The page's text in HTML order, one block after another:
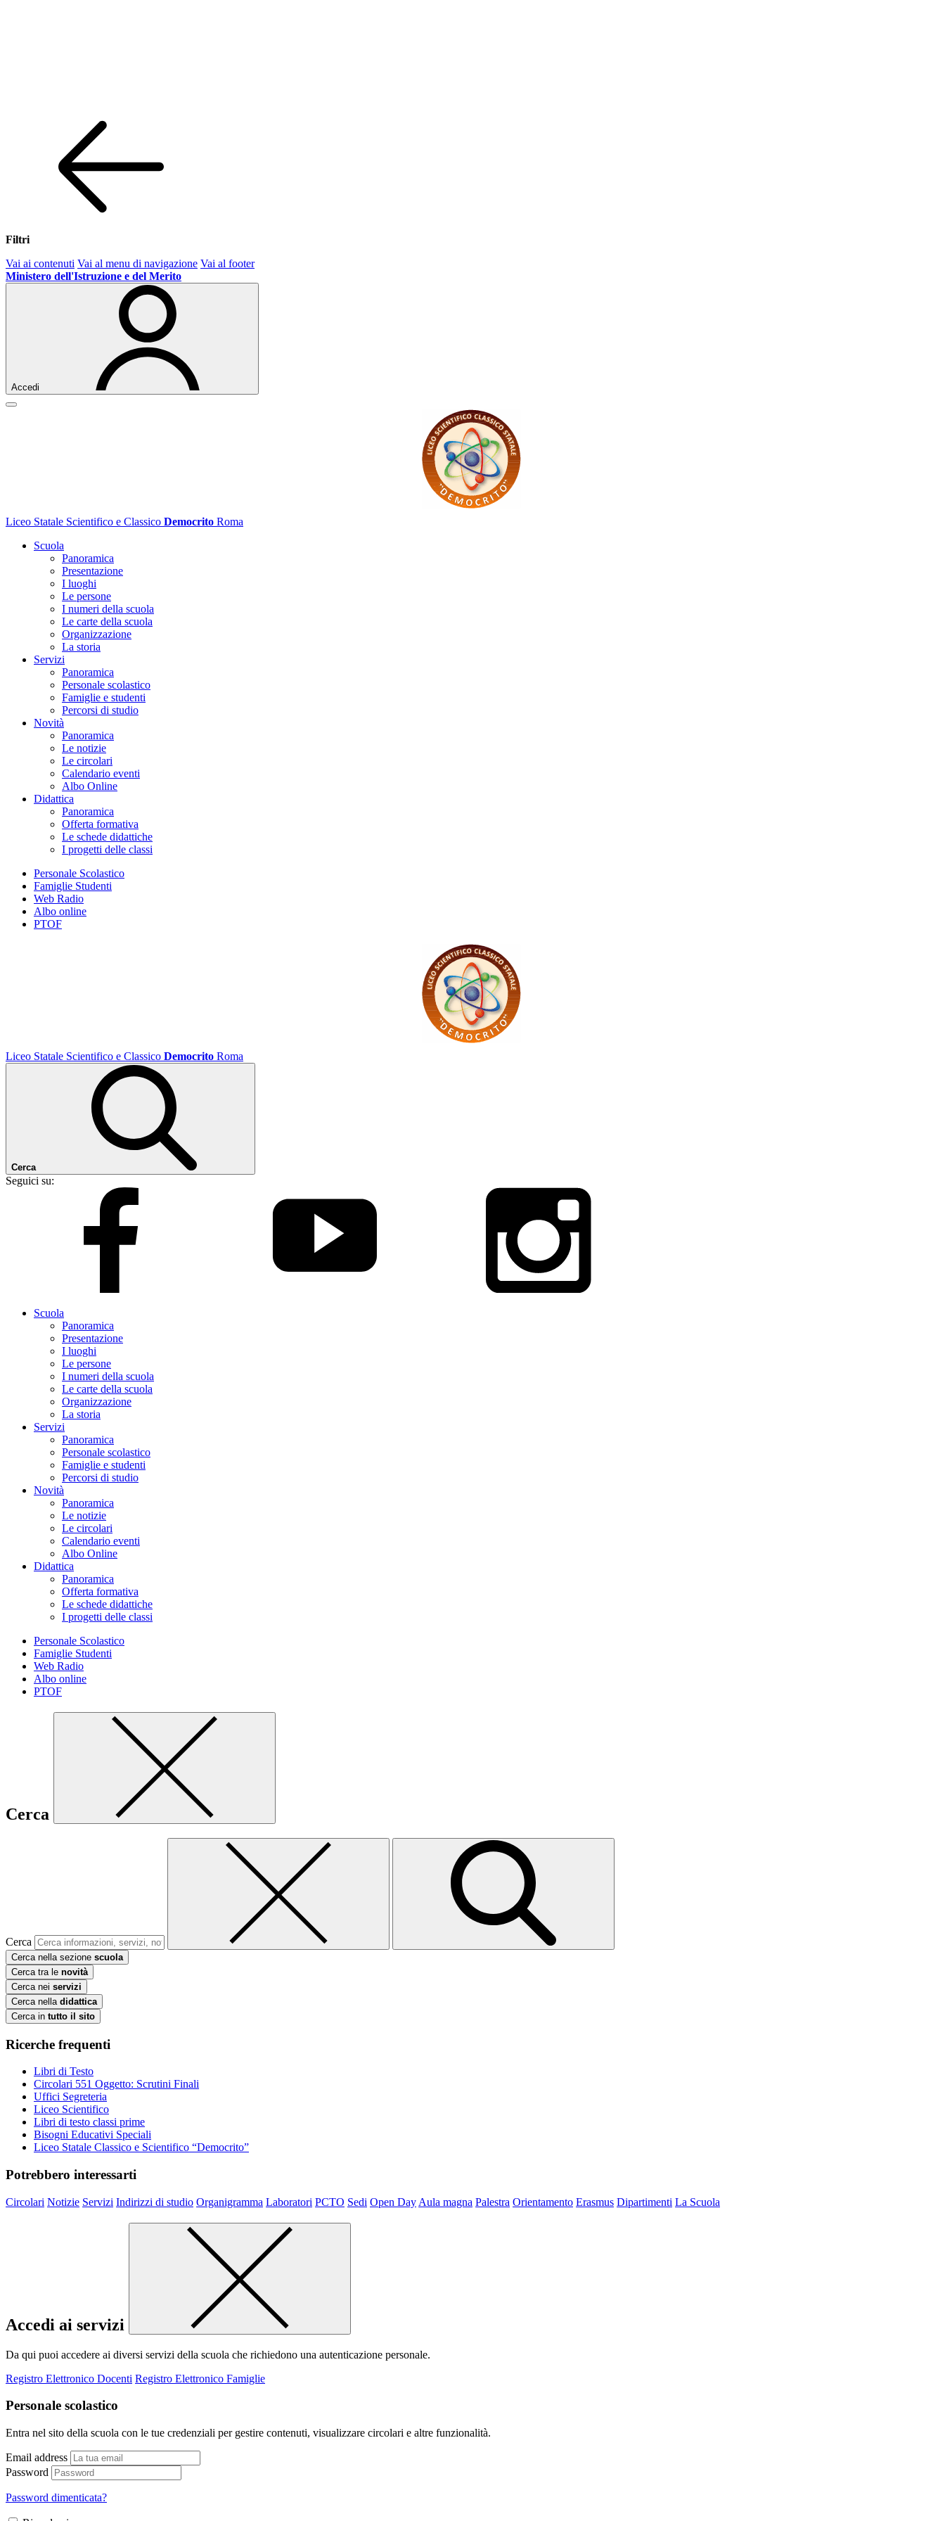
Filtri
Vai ai contenuti Vai al menu di navigazione Vai al footer
Ministero dell'Istruzione e del Merito
Accedi
Liceo Statale Scientifico e Classico Democrito Roma
Scuola
Panoramica
Presentazione
I luoghi
Le persone
I numeri della scuola
Le carte della scuola
Organizzazione
La storia
Servizi
Panoramica
Personale scolastico
Famiglie e studenti
Percorsi di studio
Novità
Panoramica
Le notizie
Le circolari
Calendario eventi
Albo Online
Didattica
Panoramica
Offerta formativa
Le schede didattiche
I progetti delle classi
Personale Scolastico
Famiglie Studenti
Web Radio
Albo online
PTOF
Liceo Statale Scientifico e Classico Democrito Roma
Cerca
Seguici su:
Scuola
Panoramica
Presentazione
I luoghi
Le persone
I numeri della scuola
Le carte della scuola
Organizzazione
La storia
Servizi
Panoramica
Personale scolastico
Famiglie e studenti
Percorsi di studio
Novità
Panoramica
Le notizie
Le circolari
Calendario eventi
Albo Online
Didattica
Panoramica
Offerta formativa
Le schede didattiche
I progetti delle classi
Personale Scolastico
Famiglie Studenti
Web Radio
Albo online
PTOF
Cerca
Cerca
Cerca nella sezione scuola
Cerca tra le novità
Cerca nei servizi
Cerca nella didattica
Cerca in tutto il sito
Ricerche frequenti
Libri di Testo
Circolari 551 Oggetto: Scrutini Finali
Uffici Segreteria
Liceo Scientifico
Libri di testo classi prime
Bisogni Educativi Speciali
Liceo Statale Classico e Scientifico “Democrito”
Potrebbero interessarti
Circolari Notizie Servizi Indirizzi di studio Organigramma Laboratori PCTO Sedi Open Day Aula magna Palestra Orientamento Erasmus Dipartimenti La Scuola
Accedi ai servizi
Da qui puoi accedere ai diversi servizi della scuola che richiedono una autenticazione personale.
Registro Elettronico Docenti Registro Elettronico Famiglie
Personale scolastico
Entra nel sito della scuola con le tue credenziali per gestire contenuti, visualizzare circolari e altre funzionalità.
Email address
Password
Password dimenticata?